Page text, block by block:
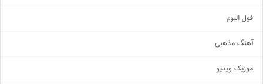
اجتماعی
حماسی
سنتی
فول البوم
آهنگ مذهبی
موزیک ویدیو